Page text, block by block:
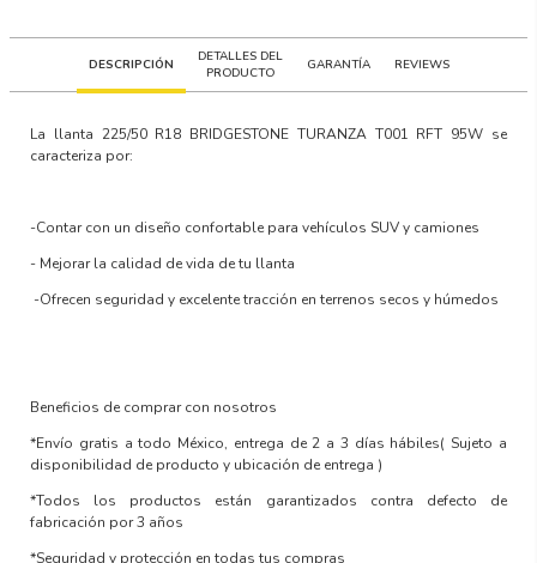
DESCRIPCIÓN
DETALLES DEL
PRODUCTO
GARANTÍA REVIEWS
La llanta 225/50 R18 BRIDGESTONE TURANZA T001 RFT 95W se
caracteriza por:
-Contar con un diseño confortable para vehículos SUV y camiones
- Mejorar la calidad de vida de tu llanta
-Ofrecen seguridad y excelente tracción en terrenos secos y húmedos
Beneficios de comprar con nosotros
*Envío gratis a todo México, entrega de 2 a 3 días hábiles( Sujeto a
disponibilidad de producto y ubicación de entrega )
*Todos los productos están garantizados contra defecto de
fabricación por 3 años
*Seguridad y protección en todas tus compras